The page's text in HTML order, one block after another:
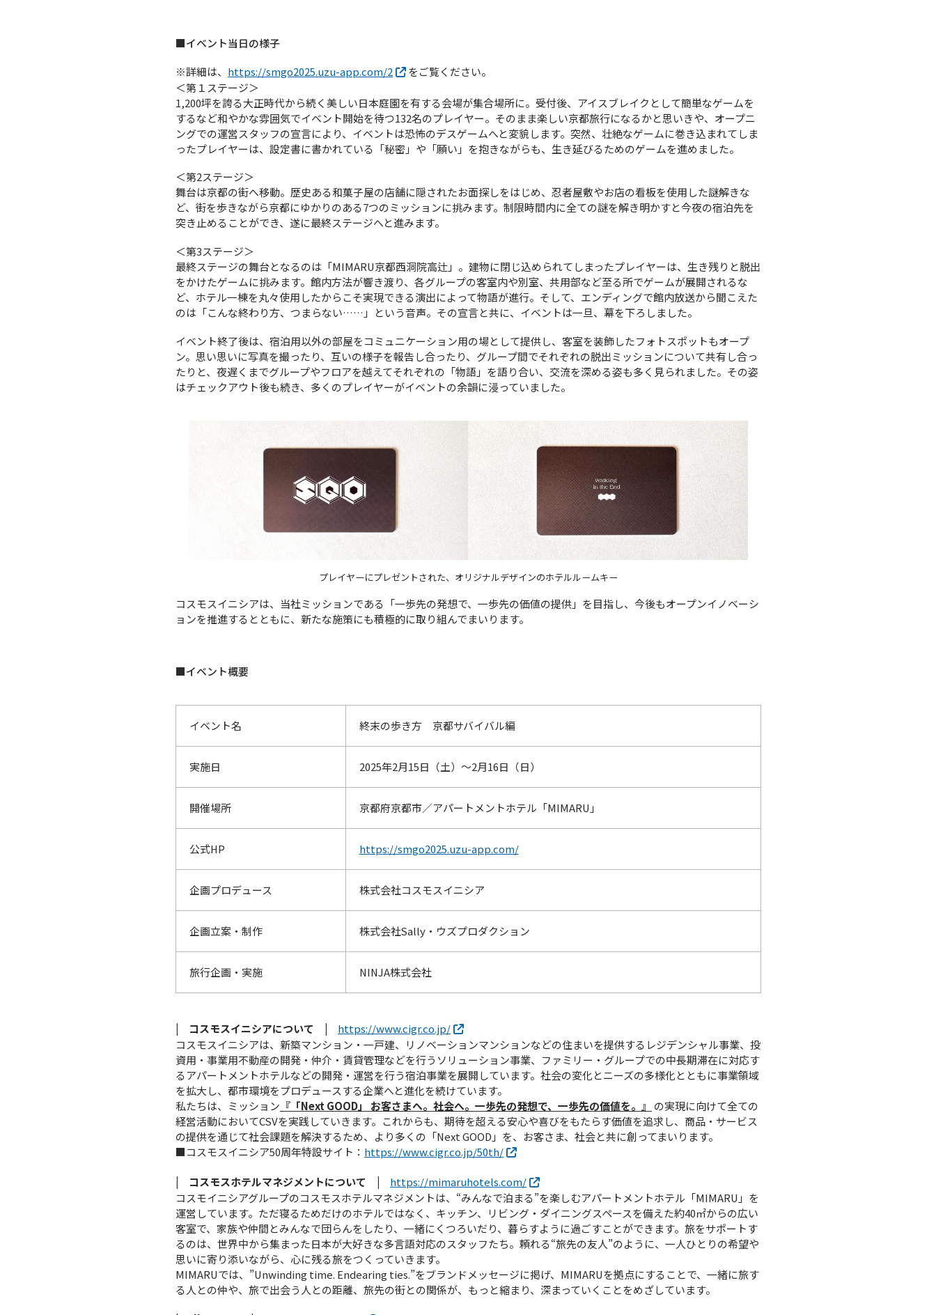
■イベント当日の様子
※詳細は、 https://smgo2025.uzu-app.com/2
をご覧ください。
＜第１ステージ＞
1,200坪を誇る大正時代から続く美しい日本庭園を有する会場が集合場所に。受付後、アイスブレイクとして簡単なゲームを
するなど和やかな雰囲気でイベント開始を待つ132名のプレイヤー。そのまま楽しい京都旅行になるかと思いきや、オープニ
ングでの運営スタッフの宣言により、イベントは恐怖のデスゲームへと変貌します。突然、壮絶なゲームに巻き込まれてしま
ったプレイヤーは、設定書に書かれている「秘密」や「願い」を抱きながらも、生き延びるためのゲームを進めました。
＜第2ステージ＞
舞台は京都の街へ移動。歴史ある和菓子屋の店舗に隠されたお面探しをはじめ、忍者屋敷やお店の看板を使用した謎解きな
ど、街を歩きながら京都にゆかりのある7つのミッションに挑みます。制限時間内に全ての謎を解き明かすと今夜の宿泊先を
突き止めることができ、遂に最終ステージへと進みます。
＜第3ステージ＞
最終ステージの舞台となるのは「MIMARU京都西洞院高辻」。建物に閉じ込められてしまったプレイヤーは、生き残りと脱出
をかけたゲームに挑みます。館内方法が響き渡り、各グループの客室内や別室、共用部など至る所でゲームが展開されるな
ど、ホテル一棟を丸々使用したからこそ実現できる演出によって物語が進行。そして、エンディングで館内放送から聞こえた
のは「こんな終わり方、つまらない……」という音声。その宣言と共に、イベントは一旦、幕を下ろしました。
イベント終了後は、宿泊用以外の部屋をコミュニケーション用の場として提供し、客室を装飾したフォトスポットもオープ
ン。思い思いに写真を撮ったり、互いの様子を報告し合ったり、グループ間でそれぞれの脱出ミッションについて共有し合っ
たりと、夜遅くまでグループやフロアを越えてそれぞれの「物語」を語り合い、交流を深める姿も多く見られました。その姿
はチェックアウト後も続き、多くのプレイヤーがイベントの余韻に浸っていました。
プレイヤーにプレゼントされた、オリジナルデザインのホテルルームキー
コスモスイニシアは、当社ミッションである「一歩先の発想で、一歩先の価値の提供」を目指し、今後もオープンイノベーシ
ョンを推進するとともに、新たな施策にも積極的に取り組んでまいります。
■イベント概要
イベント名 終末の歩き方 京都サバイバル編
実施日 2025年2月15日（土）～2月16日（日）
開催場所 京都府京都市／アパートメントホテル「MIMARU」
公式HP https://smgo2025.uzu-app.com/
企画プロデュース 株式会社コスモスイニシア
企画立案・制作 株式会社Sally・ウズプロダクション
旅行企画・実施 NINJA株式会社
| コスモスイニシアについて |
https://www.cigr.co.jp/
コスモスイニシアは、新築マンション・一戸建、リノベーションマンションなどの住まいを提供するレジデンシャル事業、投
資用・事業用不動産の開発・仲介・賃貸管理などを行うソリューション事業、ファミリー・グループでの中長期滞在に対応す
るアパートメントホテルなどの開発・運営を行う宿泊事業を展開しています。社会の変化とニーズの多様化とともに事業領域
を拡大し、都市環境をプロデュースする企業へと進化を続けています。
私たちは、ミッション 『「Next GOOD」 お客さまへ。社会へ。⼀歩先の発想で、⼀歩先の価値を。』
の実現に向けて全ての
経営活動においてCSVを実践していきます。これからも、期待を超える安心や喜びをもたらす価値を追求し、商品・サービス
の提供を通じて社会課題を解決するため、より多くの「Next GOOD」を、お客さま、社会と共に創ってまいります。
■コスモスイニシア50周年特設サイト： https://www.cigr.co.jp/50th/
| コスモスホテルマネジメントについて |
https://mimaruhotels.com/
コスモイニシアグループのコスモスホテルマネジメントは、“みんなで泊まる”を楽しむアパートメントホテル「MIMARU」を
運営しています。ただ寝るためだけのホテルではなく、キッチン、リビング・ダイニングスペースを備えた約40㎡からの広い
客室で、家族や仲間とみんなで団らんをしたり、一緒にくつろいだり、暮らすように過ごすことができます。旅をサポートす
るのは、世界中から集まった日本が大好きな多言語対応のスタッフたち。頼れる“旅先の友人”のように、一人ひとりの希望や
思いに寄り添いながら、心に残る旅をつくっていきます。
MIMARUでは、”Unwinding time. Endearing ties.”をブランドメッセージに掲げ、MIMARUを拠点にすることで、一緒に旅す
る人との仲や、旅で出会う人との距離、旅先の街との関係が、もっと縮まり、深まっていくことをめざしています。